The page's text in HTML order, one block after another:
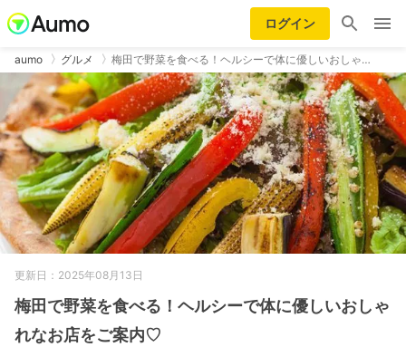
ログイン
aumo グルメ 梅田で野菜を食べる！ヘルシーで体に優しいおしゃ…
更新日：2025年08月13日
梅田で野菜を食べる！ヘルシーで体に優しいおしゃ
れなお店をご案内♡